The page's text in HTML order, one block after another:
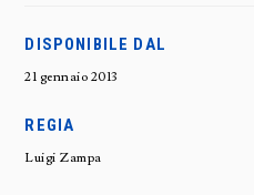
DISPONIBILE DAL
21 gennaio 2013
REGIA
Luigi Zampa